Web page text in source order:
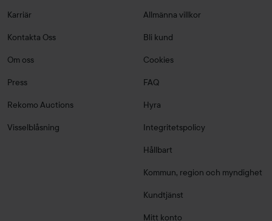
Karriär
Kontakta Oss
Om oss
Press
Rekomo Auctions
Visselblåsning
Allmänna villkor
Bli kund
Cookies
FAQ
Hyra
Integritetspolicy
Hållbart
Kommun, region och myndighet
Kundtjänst
Mitt konto